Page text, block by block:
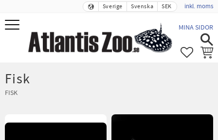
Meny
Sverige Svenska SEK inkl. moms
MINA SIDOR
Fisk
FISK